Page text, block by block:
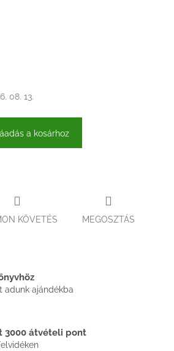
08. 13.
a kosárhoz
KÖVETÉS MEGOSZTÁS
adunk ajándékba
3000 átvételi pont